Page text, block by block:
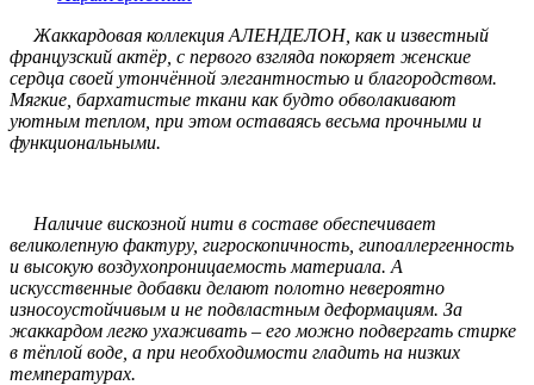
Жаккардовая коллекция АЛЕНДЕЛОН, как и известный
французский актёр, с первого взгляда покоряет женские
сердца своей утончённой элегантностью и благородством.
Мягкие, бархатистые ткани как будто обволакивают
уютным теплом, при этом оставаясь весьма прочными и
функциональными.
Наличие вискозной нити в составе обеспечивает
великолепную фактуру, гигроскопичность, гипоаллергенность
и высокую воздухопроницаемость материала. А
искусственные добавки делают полотно невероятно
износоустойчивым и не подвластным деформациям. За
жаккардом легко ухаживать – его можно подвергать стирке
в тёплой воде, а при необходимости гладить на низких
температурах.